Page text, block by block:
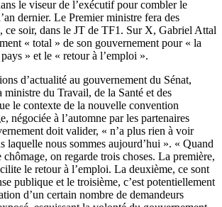
le viseur de l’exécutif pour combler le
dernier. Le Premier ministre fera des
ce soir, dans le JT de TF1. Sur X, Gabriel Attal
« total » de son gouvernement pour « la
» et le « retour à l’emploi ».
d’actualité au gouvernement du Sénat,
du Travail, de la Santé et des
le contexte de la nouvelle convention
négociée à l’automne par les partenaires
doit valider, « n’a plus rien à voir
laquelle nous sommes aujourd’hui ». « Quand
chômage, on regarde trois choses. La première,
le retour à l’emploi. La deuxième, ce sont
publique et le troisième, c’est potentiellement
d’un certain nombre de demandeurs